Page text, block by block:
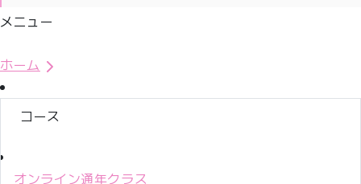
メニュー
ホーム
コース
オンライン通年クラス